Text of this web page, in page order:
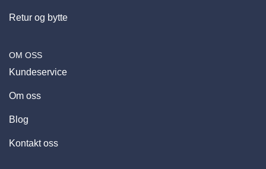
Retur og bytte
OM OSS
Kundeservice
Om oss
Blog
Kontakt oss